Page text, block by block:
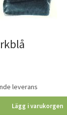
leverans
Lägg i varukorgen